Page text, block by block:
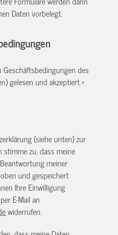
Daten vorbelegt.
Geschäftsbedingungen des
gelesen und akzeptiert.*
(siehe unten) zur
zu, dass meine
meiner
und gespeichert
Ihre Einwilligung
E-Mail an
widerrufen.